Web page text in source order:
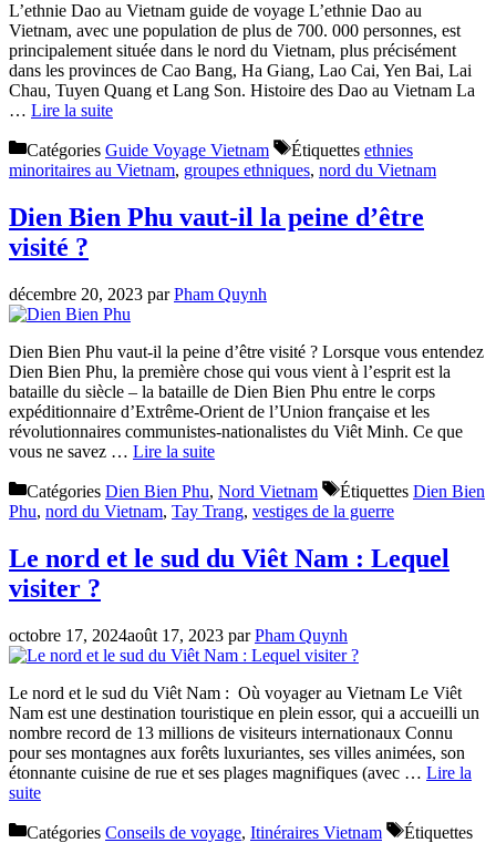
L’ethnie Dao au Vietnam guide de voyage L’ethnie Dao au
Vietnam, avec une population de plus de 700. 000 personnes, est
principalement située dans le nord du Vietnam, plus précisément
dans les provinces de Cao Bang, Ha Giang, Lao Cai, Yen Bai, Lai
Chau, Tuyen Quang et Lang Son. Histoire des Dao au Vietnam La
… Lire la suite
Catégories Guide Voyage Vietnam Étiquettes ethnies
minoritaires au Vietnam, groupes ethniques, nord du Vietnam
Dien Bien Phu vaut-il la peine d’être
visité ?
décembre 20, 2023 parPham Quynh
Dien Bien Phu vaut-il la peine d’être visité ? Lorsque vous entendez
Dien Bien Phu, la première chose qui vous vient à l’esprit est la
bataille du siècle – la bataille de Dien Bien Phu entre le corps
expéditionnaire d’Extrême-Orient de l’Union française et les
révolutionnaires communistes-nationalistes du Viêt Minh. Ce que
vous ne savez … Lire la suite
Catégories Dien Bien Phu, Nord Vietnam Étiquettes Dien Bien
Phu, nord du Vietnam, Tay Trang, vestiges de la guerre
Le nord et le sud du Viêt Nam : Lequel
visiter ?
octobre 17, 2024août 17, 2023 parPham Quynh
Le nord et le sud du Viêt Nam : Où voyager au Vietnam Le Viêt
Nam est une destination touristique en plein essor, qui a accueilli un
nombre record de 13 millions de visiteurs internationaux Connu
pour ses montagnes aux forêts luxuriantes, ses villes animées, son
étonnante cuisine de rue et ses plages magnifiques (avec … Lire la
suite
Catégories Conseils de voyage, Itinéraires Vietnam
Étiquettes